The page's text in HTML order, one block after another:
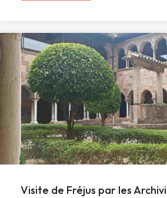
Visite de Fréjus par les